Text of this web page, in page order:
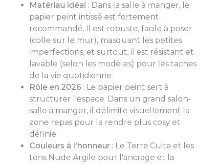
Matériau idéal : Dans la salle à manger, le
papier peint intissé est fortement
recommandé. Il est robuste, facile à poser
(colle sur le mur), masquant les petites
imperfections, et surtout, il est résistant et
lavable (selon les modèles) pour les taches
de la vie quotidienne.
Rôle en 2026 : Le papier peint sert à
structurer l'espace. Dans un grand salon-
salle à manger, il délimite visuellement la
zone repas pour la rendre plus cosy et
définie.
Couleurs à l'honneur : Le Terre Cuite et les
tons Nude Argile pour l'ancrage et la